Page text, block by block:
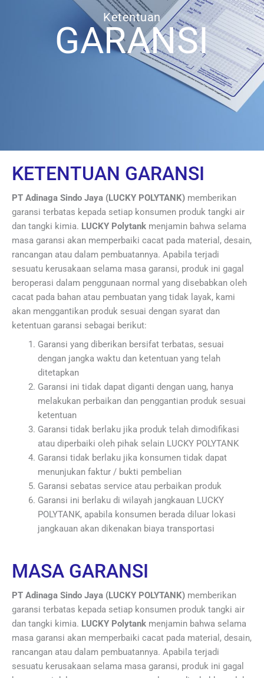
Ketentuan
GARANSI
KETENTUAN GARANSI
PT Adinaga Sindo Jaya (LUCKY POLYTANK) memberikan
garansi terbatas kepada setiap konsumen produk tangki air
dan tangki kimia. LUCKY Polytank menjamin bahwa selama
masa garansi akan memperbaiki cacat pada material, desain,
rancangan atau dalam pembuatannya. Apabila terjadi
sesuatu kerusakaan selama masa garansi, produk ini gagal
beroperasi dalam penggunaan normal yang disebabkan oleh
cacat pada bahan atau pembuatan yang tidak layak, kami
akan menggantikan produk sesuai dengan syarat dan
ketentuan garansi sebagai berikut:
Garansi yang diberikan bersifat terbatas, sesuai
dengan jangka waktu dan ketentuan yang telah
ditetapkan
Garansi ini tidak dapat diganti dengan uang, hanya
melakukan perbaikan dan penggantian produk sesuai
ketentuan
Garansi tidak berlaku jika produk telah dimodifikasi
atau diperbaiki oleh pihak selain LUCKY POLYTANK
Garansi tidak berlaku jika konsumen tidak dapat
menunjukan faktur / bukti pembelian
Garansi sebatas service atau perbaikan produk
Garansi ini berlaku di wilayah jangkauan LUCKY
POLYTANK, apabila konsumen berada diluar lokasi
jangkauan akan dikenakan biaya transportasi
MASA GARANSI
PT Adinaga Sindo Jaya (LUCKY POLYTANK) memberikan
garansi terbatas kepada setiap konsumen produk tangki air
dan tangki kimia. LUCKY Polytank menjamin bahwa selama
masa garansi akan memperbaiki cacat pada material, desain,
rancangan atau dalam pembuatannya. Apabila terjadi
sesuatu kerusakaan selama masa garansi, produk ini gagal